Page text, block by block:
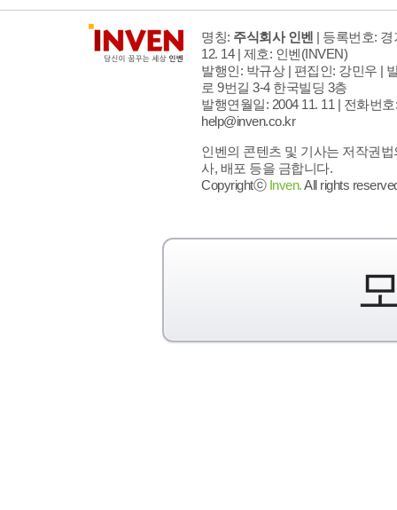
명칭: 주식회사 인벤 | 등록번호:
12. 14 | 제호: 인벤(INVEN)
발행인: 박규상 | 편집인: 강민우 |
로 9번길 3-4 한국빌딩 3층
발행연월일: 2004 11. 11 | 전화번호
help@inven.co.kr
인벤의 콘텐츠 및 기사는 저작권
사, 배포 등을 금합니다.
Copyrightⓒ Inven.All rights